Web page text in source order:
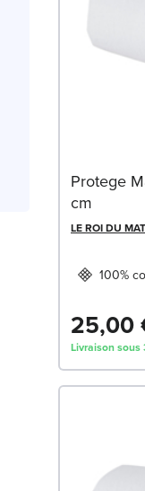
Protege
cm
LE ROI DU
100%
25,00
Livraison sous